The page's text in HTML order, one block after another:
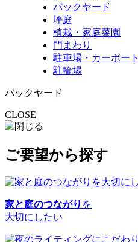
バックヤード
坪庭
植栽・家庭菜園
門まわり
駐車場・カーポート
駐輪場
バックヤード
CLOSE
ご要望から探す
家と庭のつながり を
大切にしたい